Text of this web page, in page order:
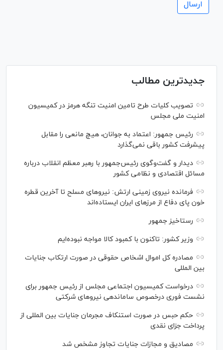
جدیدترین مطالب
تصویب کلیات طرح تامین امنیت تنگه هرمز در کمیسیون
امنیت ملی مجلس
رئیس جمهور: اعتماد به جوانان، هیچ مانعی را مقابل
پیشرفت کشور باقی نمی‌گذارد
دیدار و گفت‌‌وگوی رئیس‌جمهور با رهبر معظم انقلاب درباره
مسائل اقتصادی و نظامی کشور
فرمانده نیروی زمینی ارتش: نیرو‌های مسلح تا آخرین قطره
خون پای دفاع از مرز‌های ایران ایستاده‌اند
رستاخیز جمهور
وزیر کشور: تاکنون با کمبود کالا مواجه نبوده‌ایم
مصادره کل اموال اشخاص حقوقی در صورت ارتکاب جنایات
بین المللی
درخواست کمیسیون اجتماعی مجلس از رئیس جمهور برای
نشست فوری درخصوص ساماندهی نیرو‌های شرکتی
حکم حبس در صورت استنکاف مجرمان جنایات بین المللی از
پرداخت جزای نقدی
مصادیق و مجازات جنایات تجاوز مشخص شد